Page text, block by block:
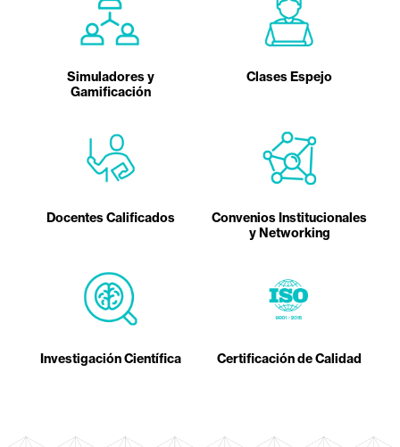
Simuladores y
Gamificación
Clases Espejo
Docentes Calificados
Convenios Institucionales
y Networking
Investigación Científica Certificación de Calidad